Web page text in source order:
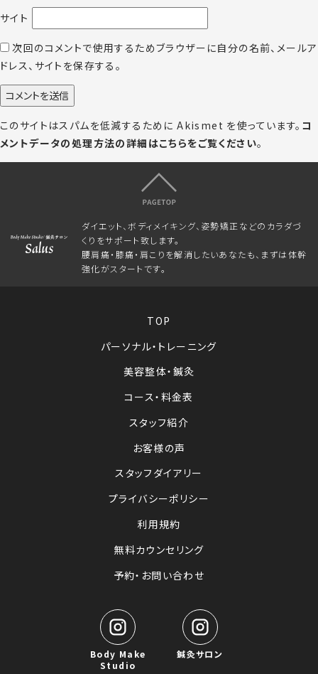
サイト
次回のコメントで使用するためブラウザーに自分の名前、メールア
ドレス、サイトを保存する。
このサイトはスパムを低減するために Akismet を使っています。 コ
メントデータの処理方法の詳細はこちらをご覧ください。
ダイエット、ボディメイキング、姿勢矯正などのカラダづ
くりをサポート致します。
腰肩痛・膝痛・肩こりを解消したいあなたも、まずは体幹
強化がスタートです。
TOP
パーソナル・トレーニング
美容整体・鍼灸
コース・料金表
スタッフ紹介
お客様の声
スタッフダイアリー
プライバシーポリシー
利用規約
無料カウンセリング
予約・お問い合わせ
Body Make
Studio
鍼灸サロン